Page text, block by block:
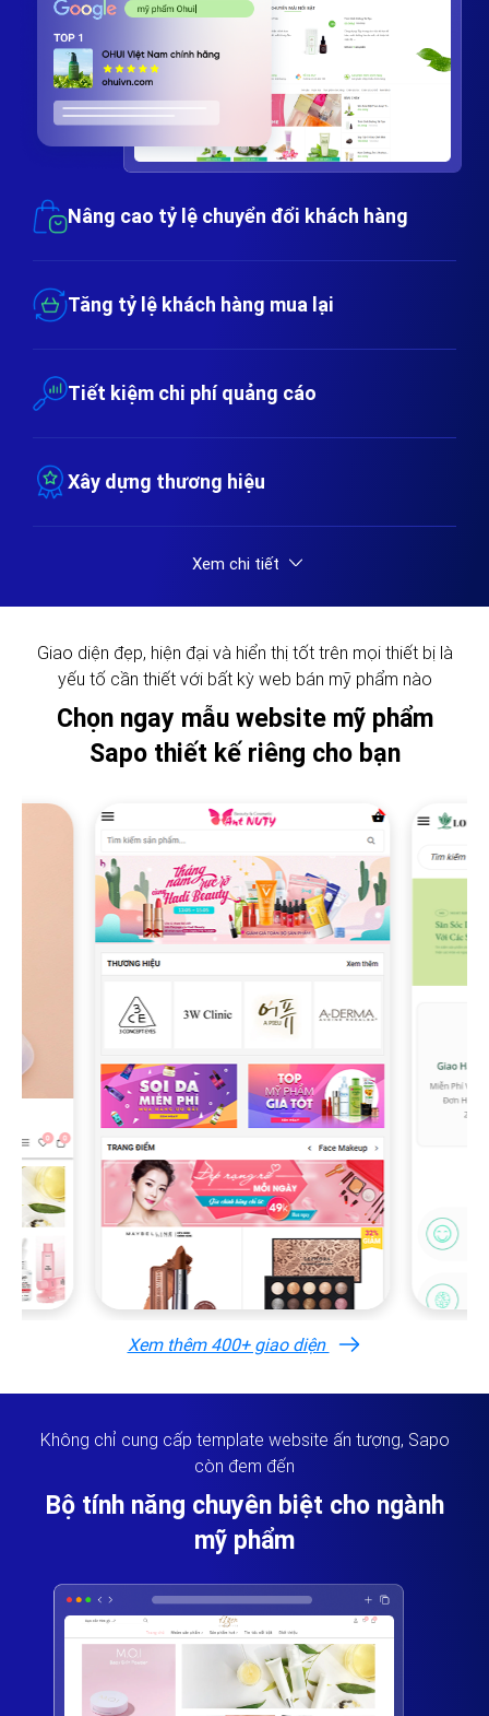
Nâng cao tỷ lệ chuyển đổi khách hàng
Tăng tỷ lệ khách hàng mua lại
Tiết kiệm chi phí quảng cáo
Xây dựng thương hiệu
Xem chi tiết
Giao diện đẹp, hiện đại và hiển thị tốt trên mọi thiết bị là
yếu tố cần thiết với bất kỳ web bán mỹ phẩm nào
Chọn ngay mẫu website mỹ phẩm
Sapo thiết kế riêng cho bạn
Xem thêm 400+ giao diện
Không chỉ cung cấp template website ấn tượng, Sapo
còn đem đến
Bộ tính năng chuyên biệt cho ngành
mỹ phẩm